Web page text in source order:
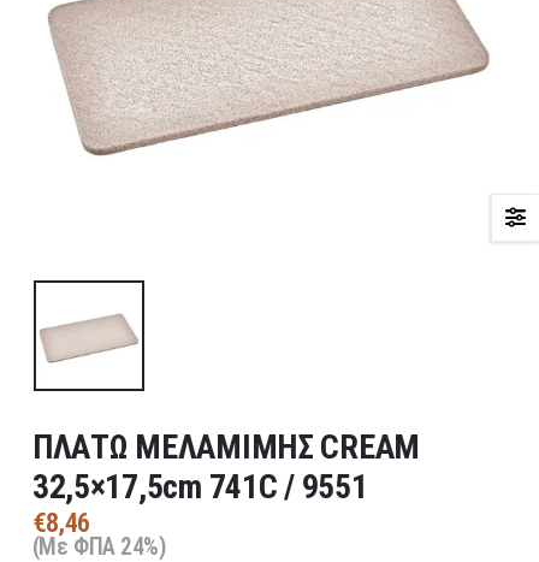
ΠΛΑΤΩ ΜΕΛΑΜΙΜΗΣ CREAM
32,5×17,5cm 741C / 9551
€8,46
(Με ΦΠΑ 24%)